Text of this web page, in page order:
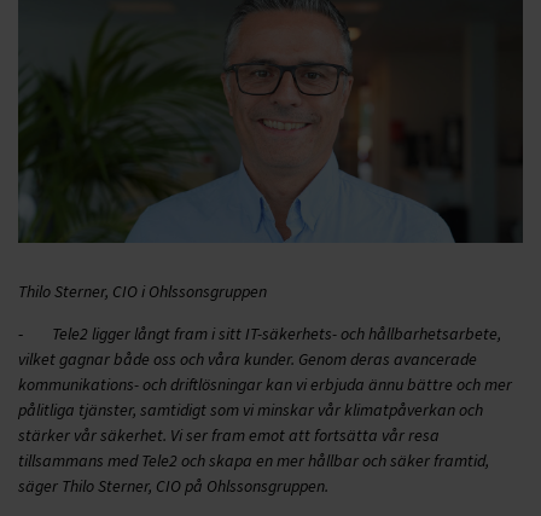
Thilo Sterner, CIO i Ohlssonsgruppen
-
Tele2 ligger långt fram i sitt IT-säkerhets- och hållbarhetsarbete,
vilket gagnar både oss och våra kunder. Genom deras avancerade
kommunikations- och driftlösningar kan vi erbjuda ännu bättre och mer
pålitliga tjänster, samtidigt som vi minskar vår klimatpåverkan och
stärker vår säkerhet. Vi ser fram emot att fortsätta vår resa
tillsammans med Tele2 och skapa en mer hållbar och säker framtid,
säger Thilo Sterner, CIO på Ohlssonsgruppen.